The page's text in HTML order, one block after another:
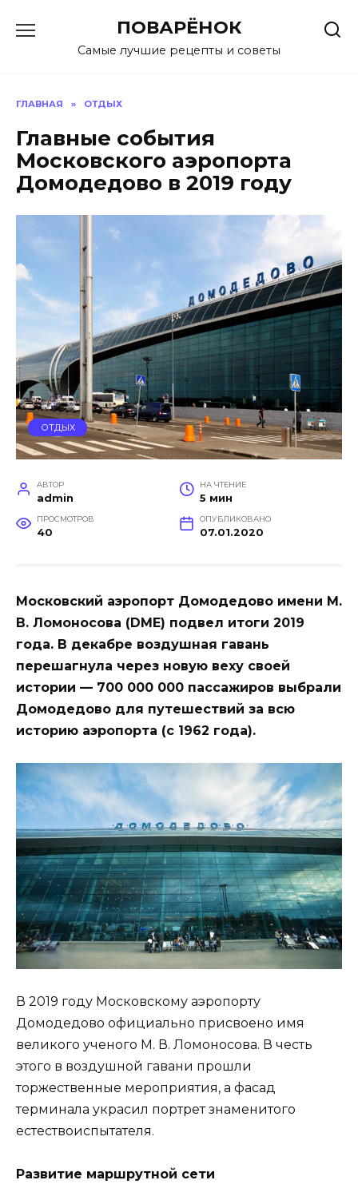
содержанию
ПОВАРЁНОК
Самые лучшие рецепты и советы
ГЛАВНАЯ » ОТДЫХ
Главные события
Московского аэропорта
Домодедово в 2019 году
ОТДЫХ
АВТОР
admin
НА ЧТЕНИЕ
5 мин
ПРОСМОТРОВ
40
ОПУБЛИКОВАНО
07.01.2020
Московский аэропорт Домодедово имени М.
В. Ломоносова (DME) подвел итоги 2019
года. В декабре воздушная гавань
перешагнула через новую веху своей
истории — 700 000 000 пассажиров выбрали
Домодедово для путешествий за всю
историю аэропорта (с 1962 года).
В 2019 году Московскому аэропорту
Домодедово официально присвоено имя
великого ученого М. В. Ломоносова. В честь
этого в воздушной гавани прошли
торжественные мероприятия, а фасад
терминала украсил портрет знаменитого
естествоиспытателя.
Развитие маршрутной сети